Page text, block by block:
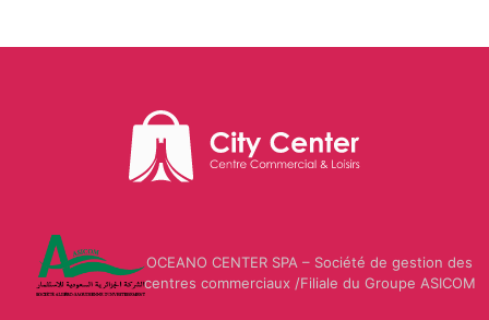
CITY
CARWASH
SAFAR
EL
LC
Assn
OCEANO CENTER SPA – Société de gestion des
centres commerciaux /Filiale du Groupe ASICOM